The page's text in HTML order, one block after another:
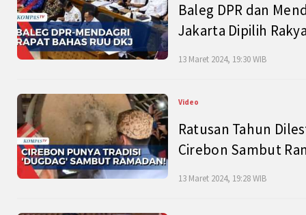
Baleg DPR dan
Jakarta Dipilih
13 Maret 2024, 19:30 WIB
Video
Ratusan Tahun
Cirebon Sambut
13 Maret 2024, 19:28 WIB